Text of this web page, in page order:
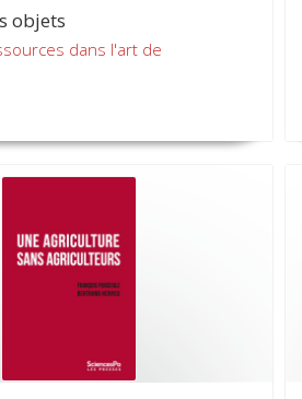
objets
dans l'art de